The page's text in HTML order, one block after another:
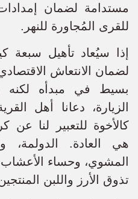
مستدامة لضمان
للقرى المُجاورة للنهر.
إذا سيُعاد تأهيل سبعة
لضمان الانتعاش
بسيط في مبدأه لكنه
الزيارة، دعانا أهل
كالأخوة للتعبير لنا عن
هي العادة. الدولمة،
المشوي، وحساء
تذوق الأرز واللبن